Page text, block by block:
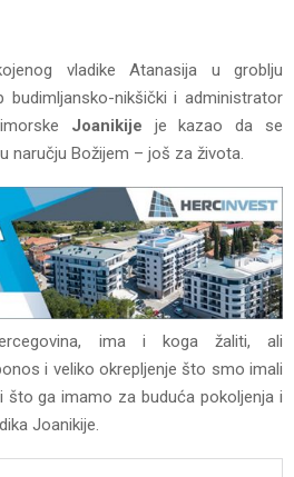
vladike Atanasija u groblju
budimljansko-nikšički i administrator
Joanikije je kazao da se
naručju Božijem – još za života.
ima i koga žaliti, ali
i veliko okrepljenje što smo imali
što ga imamo za buduća pokoljenja i
Joanikije.